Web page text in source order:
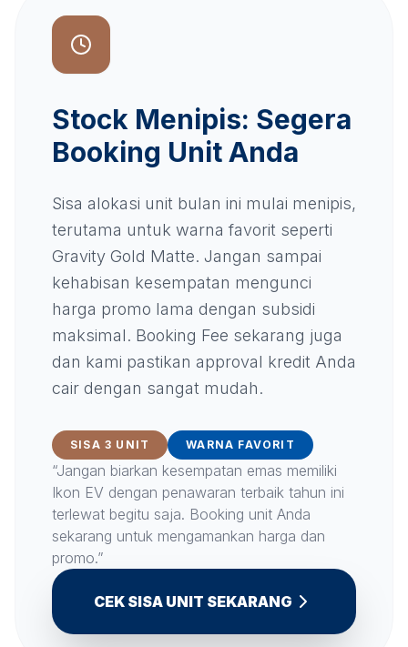
Stock Menipis: Segera
Booking Unit Anda
Sisa alokasi unit bulan ini mulai menipis,
terutama untuk warna favorit seperti
Gravity Gold Matte. Jangan sampai
kehabisan kesempatan mengunci
harga promo lama dengan subsidi
maksimal. Booking Fee sekarang juga
dan kami pastikan approval kredit Anda
cair dengan sangat mudah.
SISA 3 UNIT WARNA FAVORIT
“Jangan biarkan kesempatan emas memiliki
Ikon EV dengan penawaran terbaik tahun ini
terlewat begitu saja. Booking unit Anda
sekarang untuk mengamankan harga dan
promo.”
CEK SISA UNIT SEKARANG